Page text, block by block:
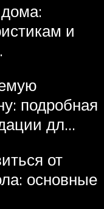
и
подробная
дл…
от
основные